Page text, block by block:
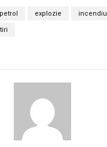
explozie incendiu